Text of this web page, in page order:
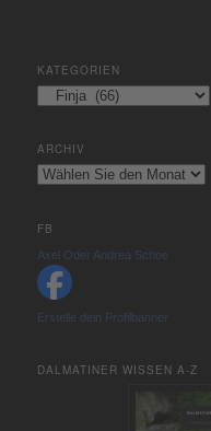
KATEGORIEN
Kategorien
ARCHIV
Archiv
FB
Axel Oder Andrea Schoe
Erstelle dein Profilbanner
DALMATINER WISSEN A-Z